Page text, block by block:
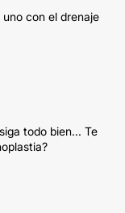
con el drenaje
todo bien... Te